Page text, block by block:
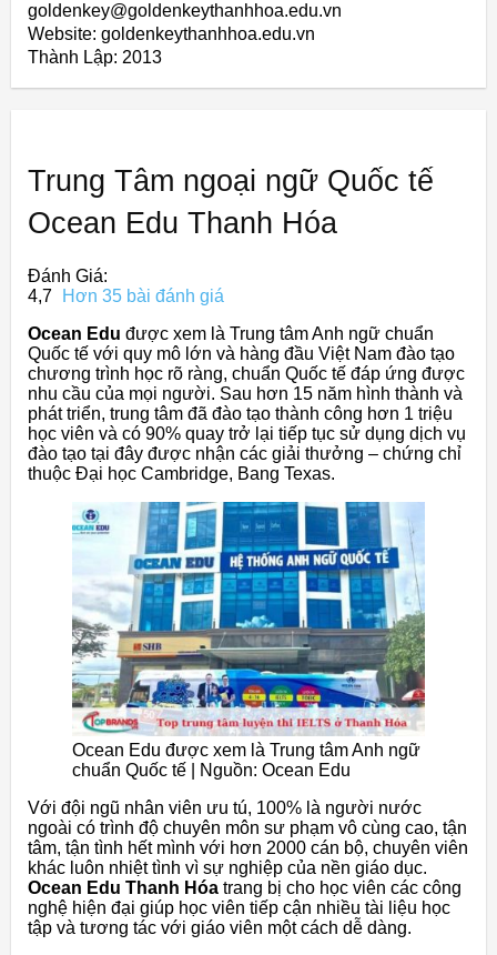
goldenkey@goldenkeythanhhoa.edu.vn
Website: goldenkeythanhhoa.edu.vn
Thành Lập: 2013
Trung Tâm ngoại ngữ Quốc tế
Ocean Edu Thanh Hóa
Đánh Giá:
4,7
Hơn 35 bài đánh giá
Ocean Edu được xem là Trung tâm Anh ngữ chuẩn
Quốc tế với quy mô lớn và hàng đầu Việt Nam đào tạo
chương trình học rõ ràng, chuẩn Quốc tế đáp ứng được
nhu cầu của mọi người. Sau hơn 15 năm hình thành và
phát triển, trung tâm đã đào tạo thành công hơn 1 triệu
học viên và có 90% quay trở lại tiếp tục sử dụng dịch vụ
đào tạo tại đây được nhận các giải thưởng – chứng chỉ
thuộc Đại học Cambridge, Bang Texas.
Ocean Edu được xem là Trung tâm Anh ngữ
chuẩn Quốc tế | Nguồn: Ocean Edu
Với đội ngũ nhân viên ưu tú, 100% là người nước
ngoài có trình độ chuyên môn sư phạm vô cùng cao, tận
tâm, tận tình hết mình với hơn 2000 cán bộ, chuyên viên
khác luôn nhiệt tình vì sự nghiệp của nền giáo dục.
Ocean Edu Thanh Hóa trang bị cho học viên các công
nghệ hiện đại giúp học viên tiếp cận nhiều tài liệu học
tập và tương tác với giáo viên một cách dễ dàng.